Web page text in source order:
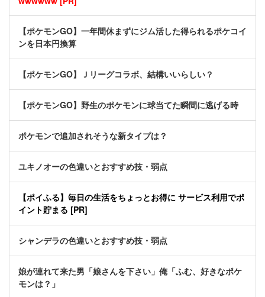
【ポケモンGO】一年間休まずにジム活した得られるポケコイ
ンを日本円換算
【ポケモンGO】Ｊリーグコラボ、結構いいらしい？
【ポケモンGO】野生のポケモンに球当てた瞬間に逃げる時
ポケモンで追加されそうな新タイプは？
ユキノオーの色違いとおすすめ技・弱点
【ポイふる】毎日の生活をちょっとお得に サービス利用でポ
イント貯まる [PR]
シャンデラの色違いとおすすめ技・弱点
娘が連れて来た男「娘さんを下さい」俺「ふむ、好きなポケ
モンは？」